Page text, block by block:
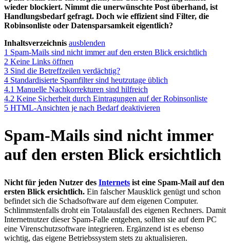
wieder blockiert. Nimmt die unerwünschte Post überhand, ist
Handlungsbedarf gefragt. Doch wie effizient sind Filter, die
Robinsonliste oder Datensparsamkeit eigentlich?
Inhaltsverzeichnis ausblenden
1 Spam-Mails sind nicht immer auf den ersten Blick ersichtlich
2 Keine Links öffnen
3 Sind die Betreffzeilen verdächtig?
4 Standardisierte Spamfilter sind heutzutage üblich
4.1 Manuelle Nachkorrekturen sind hilfreich
4.2 Keine Sicherheit durch Eintragungen auf der Robinsonliste
5 HTML-Ansichten je nach Bedarf deaktivieren
Spam-Mails sind nicht immer
auf den ersten Blick ersichtlich
Nicht für jeden Nutzer des Internets ist eine Spam-Mail auf den
ersten Blick ersichtlich. Ein falscher Mausklick genügt und schon
befindet sich die Schadsoftware auf dem eigenen Computer.
Schlimmstenfalls droht ein Totalausfall des eigenen Rechners. Damit
Internetnutzer dieser Spam-Falle entgehen, sollten sie auf dem PC
eine Virenschutzsoftware integrieren. Ergänzend ist es ebenso
wichtig, das eigene Betriebssystem stets zu aktualisieren.